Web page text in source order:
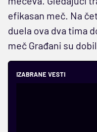
efikasan meč. Na
duela ova dva tima
meč Građani su
IZABRANE VESTI